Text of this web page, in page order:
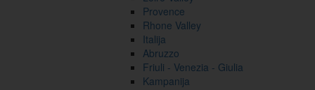
Provence
Rhone Valley
Italija
Abruzzo
Friuli - Venezia - Giulia
Kampanija